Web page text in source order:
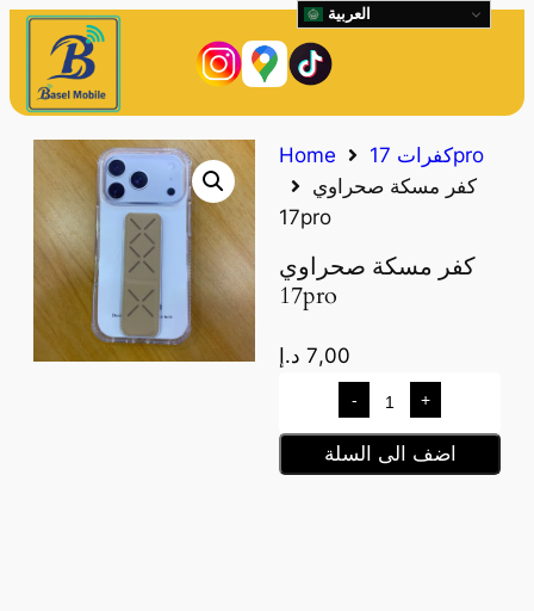
Home
كفرات 17pro
كفر مسكة صحراوي
17pro
كفر مسكة صحراوي
17pro
7,00 د.إ
- +
اضف الى السلة
العربية